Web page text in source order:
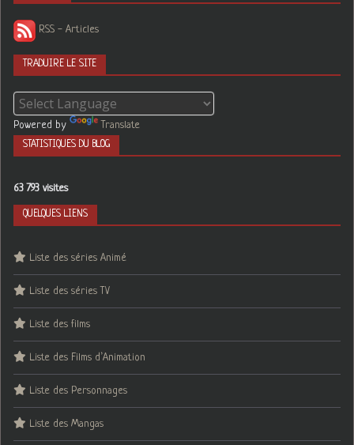
RSS - Articles
TRADUIRE LE SITE
Powered by Translate
STATISTIQUES DU BLOG
63 793 visites
QUELQUES LIENS
Liste des séries Animé
Liste des séries TV
Liste des films
Liste des Films d’Animation
Liste des Personnages
Liste des Mangas